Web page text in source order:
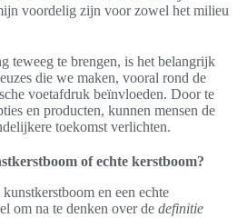
voordelig zijn voor zowel het milieu
teweeg te brengen, is het belangrijk
die we maken, vooral rond de
voetafdruk beïnvloeden. Door te
en producten, kunnen mensen de
toekomst verlichten.
of echte kerstboom?
en een echte
om na te denken over de definitie